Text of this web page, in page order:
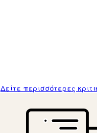
Δείτε περισσότερες